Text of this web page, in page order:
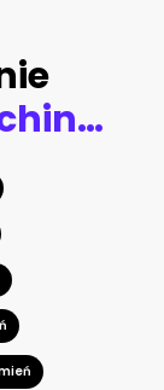
fish koi japanese chinese design sketch ink paint style seamless pattern